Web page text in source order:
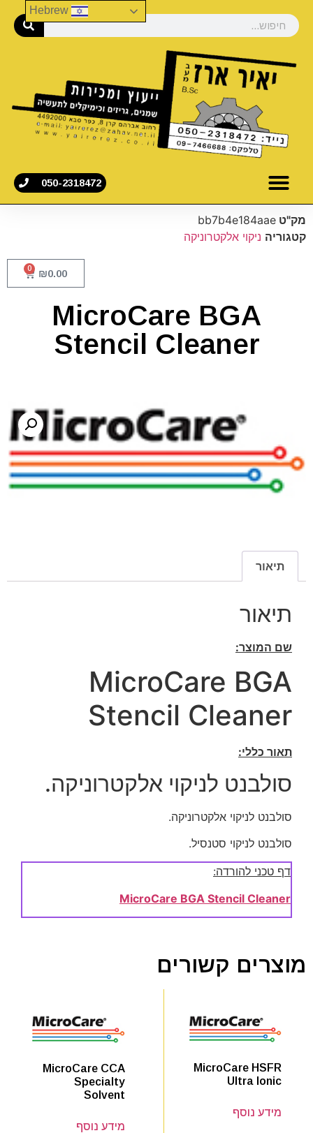
050-2318472
מק"ט bb7b4e184aae
קטגוריה ניקוי אלקטרוניקה
₪0.00
0
MicroCare BGA
Stencil Cleaner
תיאור
תיאור
שם המוצר:
MicroCare BGA
Stencil Cleaner
תאור כללי:
סולבנט לניקוי אלקטרוניקה.
סולבנט לניקוי אלקטרוניקה.
סולבנט לניקוי סטנסיל.
דף טכני להורדה:
MicroCare BGA Stencil Cleaner
מוצרים קשורים
MicroCare HSFR
Ultra Ionic
מידע נוסף
MicroCare CCA
Specialty
Solvent
מידע נוסף
Hebrew